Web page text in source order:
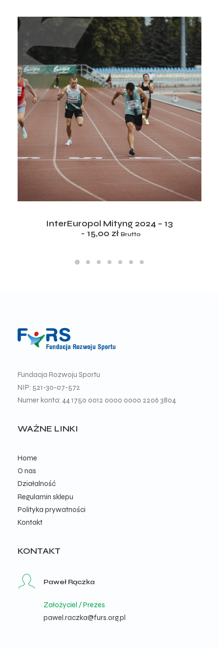
ADD TO CART
InterEuropol Mityng 2024 – 13
15,00 zł Brutto
Fundacja Rozwoju Sportu
NIP: 521-30-07-572
Numer konta: 44 1750 0012 0000 0000 2206 3804
WAŻNE LINKI
Home
O nas
Działalność
Regulamin sklepu
Polityka prywatności
Kontakt
KONTAKT
Paweł Rączka
Założyciel / Prezes
pawel.raczka@furs.org.pl